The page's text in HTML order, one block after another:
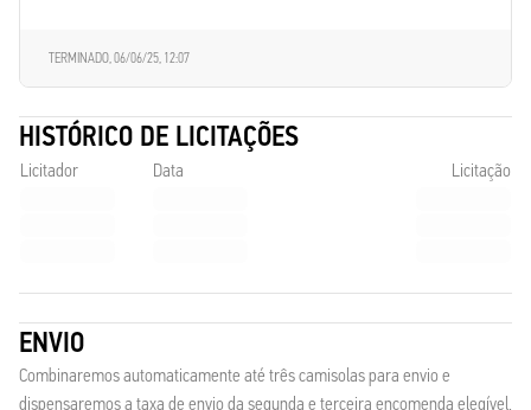
TERMINADO,06/06/25, 12:07
HISTÓRICO DE LICITAÇÕES
Licitador Data Licitação
ENVIO
Combinaremos automaticamente até três camisolas para envio e
dispensaremos a taxa de envio da segunda e terceira encomenda elegível,